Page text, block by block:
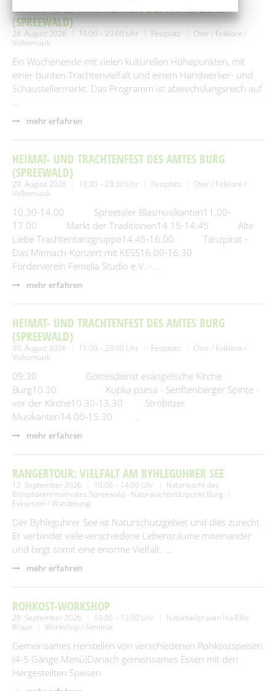
HEIMAT- UND TRACHTENFEST DES AMTES BURG
(SPREEWALD)
28. August 2026 15:00 – 23:00 Uhr Festplatz
Chor / Folklore /
Volksmusik
Ein Wochenende mit vielen kulturellen Höhepunkten, mit
einer bunten Trachtenvielfalt und einem Handwerker- und
Schaustellermarkt. Das Programm ist abwechslungsreich auf
…
mehr erfahren
HEIMAT- UND TRACHTENFEST DES AMTES BURG
(SPREEWALD)
29. August 2026 10:30 – 23:30 Uhr Festplatz
Chor / Folklore /
Volksmusik
10.30-14.00 Spreetaler Blasmusikanten11.00-
17.00 Markt der Traditionen14.15-14.45 Alte
Liebe Trachtentanzgruppe14.45-16.00 Tanzpirat -
Das Mitmach-Konzert mit KESS16.00-16.30
Förderverein Femella Studio e.V. - …
mehr erfahren
HEIMAT- UND TRACHTENFEST DES AMTES BURG
(SPREEWALD)
30. August 2026 11:00 – 23:00 Uhr Festplatz
Chor / Folklore /
Volksmusik
09.30 Gottesdienst evangelische Kirche
Burg10.30 Kupka psesa - Senftenberger Spinte -
vor der Kirche10.30-13.30 Ströbitzer
Musikanten14.00-15.30 …
mehr erfahren
RANGERTOUR: VIELFALT AM BYHLEGUHRER SEE
12. September 2026 10:00 – 14:00 Uhr
Naturwacht des
Biosphärenreservates Spreewald - Naturwachtstützpunkt Burg
Exkursion / Wanderung
Der Byhleguhrer See ist Naturschutzgebiet und dies zurecht.
Er verbindet viele verschiedene Lebensräume miteinander
und birgt somit eine enorme Vielfalt. …
mehr erfahren
ROHKOST-WORKSHOP
29. September 2026 10:00 – 13:00 Uhr
Naturheilpraxen Ina-Elke
Braun
Workshop / Seminar
Gemeinsames Herstellen von verschiedenen Rohkostspeisen
(4-5 Gänge Menü)Danach gemeinsames Essen mit den
Hergestellten Speisen.